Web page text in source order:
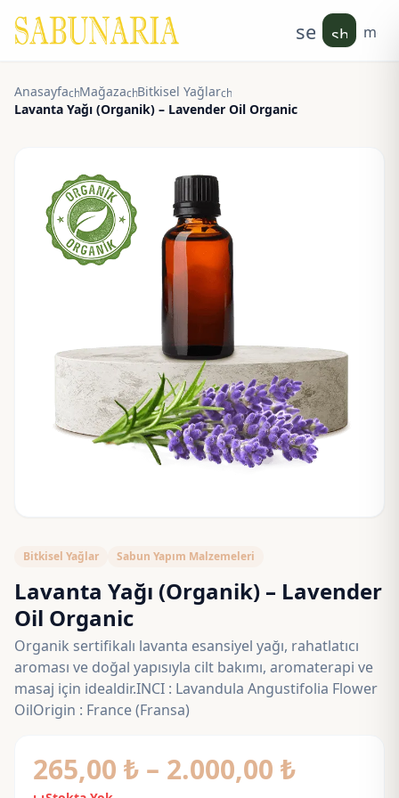
search
Anasayfachevron_right
Mağazachevron_right
Bitkisel Yağlarchevron_right
Lavanta Yağı (Organik) – Lavender Oil Organic
Bitkisel Yağlar Sabun Yapım Malzemeleri
Lavanta Yağı (Organik) – Lavender
Oil Organic
Organik sertifikalı lavanta esansiyel yağı, rahatlatıcı
aroması ve doğal yapısıyla cilt bakımı, aromaterapi ve
masaj için idealdir.INCI : Lavandula Angustifolia Flower
OilOrigin : France (Fransa)
265,00 ₺ – 2.000,00 ₺Fiyat